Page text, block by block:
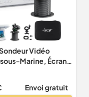
Vidéo
Marine, Écran
Grand Angle 220°,
Vision Nocturne IR,
30m,
Envoi gratuit